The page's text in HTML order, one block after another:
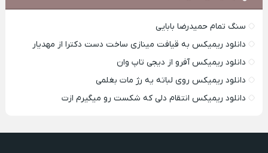
سنگ تمام حمیدرضا بابایی
دانلود ریمیکس به قیافت مینازی ساخت دست دکترا از مهدیار
دانلود ریمیکس آفرو از ديجی تاپ وان
دانلود ریمیکس روی لباته یه رژ مات بغلمی
دانلود ریمیکس انتقام دلی که شکست رو میگیرم ازت